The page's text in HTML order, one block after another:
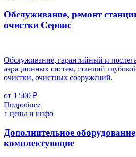
Обслуживание, ремонт
очистки Cервис
Обслуживание, гарантийный и
аэрационных систем, станций
очистки, очистных сооружений.
от 1 500 ₽
Подробнее
↑ цены и инфо
Дополнительное
комплектующие